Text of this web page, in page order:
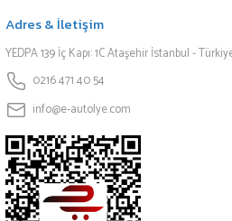
Adres & İletişim
YEDPA 139 İç Kapı: 1C Ataşehir İstanbul -
0216 471 40 54
info@e-autolye.com